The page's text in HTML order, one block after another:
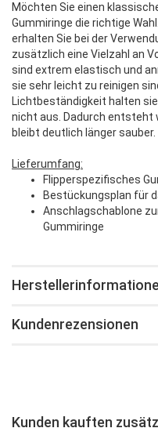
Möchten Sie einen
Gummiringe die richtige
erhalten Sie bei der
zusätzlich eine Vielzahl an
sind extrem elastisch und
sie sehr leicht zu reinigen
Lichtbeständigkeit halten
nicht aus. Dadurch entsteht
bleibt deutlich länger sauber.
Lieferumfang:
Flipperspezifisches
Bestückungsplan für
Anschlagschablone
Gummiringe
Kundenrezensionen
Kunden kauften